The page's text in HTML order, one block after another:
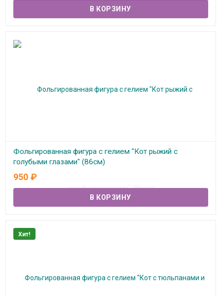
Фольгированная фигура с гелием "Кот рыжий с
голубыми глазами" (86см)
В наличии
950 ₽
Хит!